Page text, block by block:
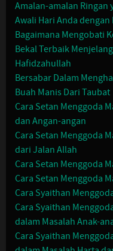
Amalan-amalan Ringan
Awali Hari Anda dengan
Bagaimana Mengobati
Bekal Terbaik
Hafidzahullah
Bersabar Dalam
Buah Manis Dari Taubat
Cara Setan Menggoda
dan Angan-angan
Cara Setan Menggoda
dari Jalan Allah
Cara Setan Menggoda
Cara Setan Menggoda
Cara Syaithan
Cara Syaithan
dalam Masalah Anak-
Cara Syaithan